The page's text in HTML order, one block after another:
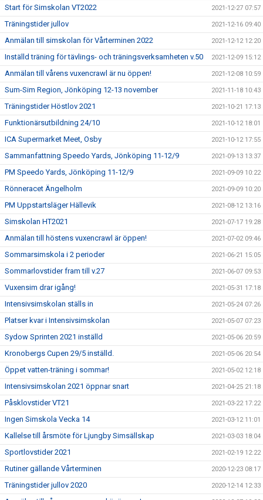
Start för Simskolan VT2022 2021-12-27 07:57
Träningstider jullov 2021-12-16 09:40
Anmälan till simskolan för Vårterminen 2022 2021-12-12 12:20
Inställd träning för tävlings- och träningsverksamheten v.50 2021-12-09 15:12
Anmälan till vårens vuxencrawl är nu öppen! 2021-12-08 10:59
Sum-Sim Region, Jönköping 12-13 november 2021-11-18 10:43
Träningstider Höstlov 2021 2021-10-21 17:13
Funktionärsutbildning 24/10 2021-10-12 18:01
ICA Supermarket Meet, Osby 2021-10-12 17:55
Sammanfattning Speedo Yards, Jönköping 11-12/9 2021-09-13 13:37
PM Speedo Yards, Jönköping 11-12/9 2021-09-09 10:22
Rönneracet Ängelholm 2021-09-09 10:20
PM Uppstartsläger Hällevik 2021-08-12 13:16
Simskolan HT2021 2021-07-17 19:28
Anmälan till höstens vuxencrawl är öppen! 2021-07-02 09:46
Sommarsimskola i 2 perioder 2021-06-21 15:05
Sommarlovstider fram till v.27 2021-06-07 09:53
Vuxensim drar igång! 2021-05-31 17:18
Intensivsimskolan ställs in 2021-05-24 07:26
Platser kvar i Intensivsimskolan 2021-05-07 07:23
Sydow Sprinten 2021 inställd 2021-05-06 20:59
Kronobergs Cupen 29/5 inställd. 2021-05-06 20:54
Öppet vatten-träning i sommar! 2021-05-02 12:18
Intensivsimskolan 2021 öppnar snart 2021-04-25 21:18
Påsklovstider VT21 2021-03-22 17:22
Ingen Simskola Vecka 14 2021-03-12 11:01
Kallelse till årsmöte för Ljungby Simsällskap 2021-03-03 18:04
Sportlovstider 2021 2021-02-19 12:22
Rutiner gällande Vårterminen 2020-12-23 08:17
Träningstider jullov 2020 2020-12-14 12:33